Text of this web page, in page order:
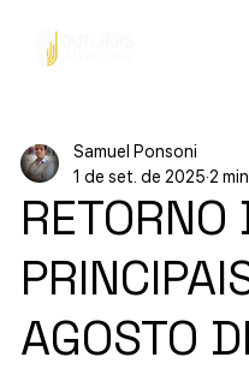
RETORNO
AGOSTO
Samuel Ponsoni
1 de set. de 2025 2